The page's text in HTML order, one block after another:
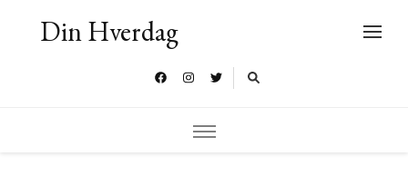
Din Hverdag